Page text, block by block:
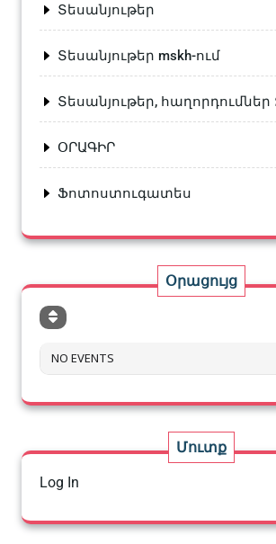
Տեսանյութեր
Տեսանյութեր mskh-ում
Տեսանյութեր, հաղորդումներ
ՕՐԱԳԻՐ
Ֆոտոստուգատես
Օրացույց
NO EVENTS
Մուտք
Log In